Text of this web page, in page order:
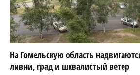
На Гомельскую область
ливни, град и шквалистый ветер